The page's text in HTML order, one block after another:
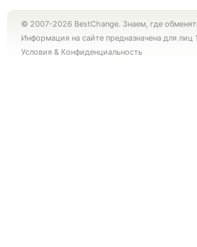
© 2007-2026 BestChange. Знаем, где
Информация на сайте предназначена для лиц
Условия & Конфиденциальность